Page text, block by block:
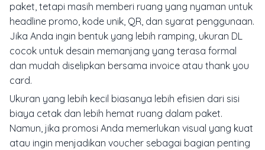
paket, tetapi masih memberi ruang yang nyaman untuk
headline promo, kode unik, QR, dan syarat penggunaan.
Jika Anda ingin bentuk yang lebih ramping, ukuran DL
cocok untuk desain memanjang yang terasa formal
dan mudah diselipkan bersama invoice atau thank you
card.
Ukuran yang lebih kecil biasanya lebih efisien dari sisi
biaya cetak dan lebih hemat ruang dalam paket.
Namun, jika promosi Anda memerlukan visual yang kuat
atau ingin menjadikan voucher sebagai bagian penting